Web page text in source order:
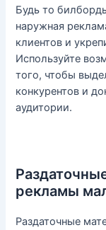
Будь то
наружная
клиентов и
Используйте
того, чтобы
конкурентов и
аудитории.
рекламы
Раздаточные